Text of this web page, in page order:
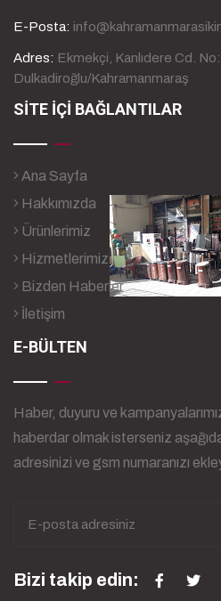
E-Posta:
Adres: Ekmekçi, Kanlıdere Cd.
Dulkadiroğlu/Kahramanmaraş
SİTE İÇİ BAĞLANTILAR
Ana Sayfa
Hakkımızda
Ürünlerimiz
Hizmetlerimiz
Bizden Haberler
İletişim
E-BÜLTEN
Haber, duyuru ve
haberdar olmak isterseniz
adresinizi ve gsm numaranızı
Bizi takip edin: